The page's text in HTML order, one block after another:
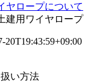
ヤロープについて
建用ワイヤロープ
20T19:43:59+09:00
い方法